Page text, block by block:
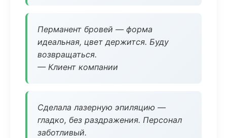
Перманент бровей — форма
идеальная, цвет держится. Буду
возвращаться.
— Клиент компании
Сделала лазерную эпиляцию —
гладко, без раздражения. Персонал
заботливый.